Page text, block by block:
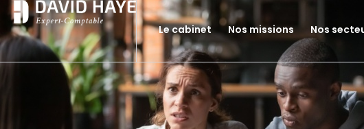
Le cabinet Nos missions Nos